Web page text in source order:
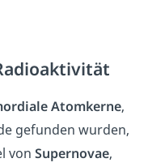
Atomkerne,
gefunden wurden,
vonSupernovae,